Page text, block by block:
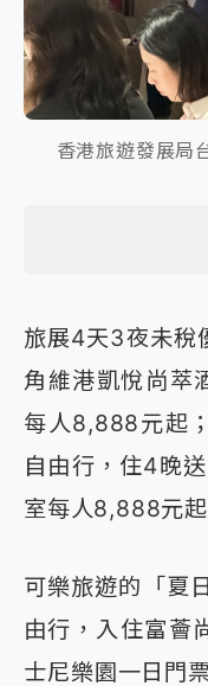
香港旅遊發展局
旅展4天3夜未稅
角維港凱悅尚萃
每人8,888元起
自由行，住4晚
室每人8,888元起
可樂旅遊的「夏
由行，入住富薈
士尼樂園一日門